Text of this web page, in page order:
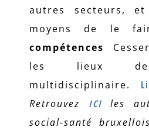
autres secteurs,
moyens de le
compétences
les lieux de
multidisciplinaire.
Retrouvez ICI les
social-santé